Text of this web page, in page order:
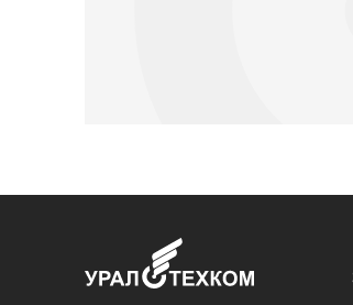
ООО «УралТехКом», 2026